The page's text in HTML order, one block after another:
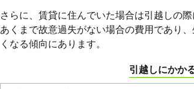
さらに、賃貸に住んでいた場合は引越しの
あくまで故意過失がない場合の費用であり
くなる傾向にあります。
引越しにかか